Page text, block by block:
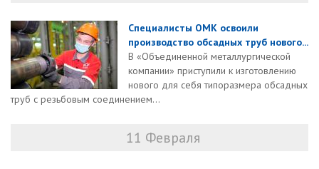
Специалисты ОМК освоили
производство обсадных труб нового...
В «Объединенной металлургической
компании» приступили к изготовлению
нового для себя типоразмера обсадных
труб с резьбовым соединением...
11 Февраля